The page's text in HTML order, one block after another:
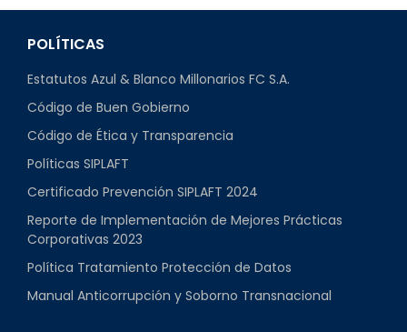
POLÍTICAS
Estatutos Azul & Blanco Millonarios FC S.A.
Código de Buen Gobierno
Código de Ética y Transparencia
Políticas SIPLAFT
Certificado Prevención SIPLAFT 2024
Reporte de Implementación de Mejores Prácticas
Corporativas 2023
Política Tratamiento Protección de Datos
Manual Anticorrupción y Soborno Transnacional